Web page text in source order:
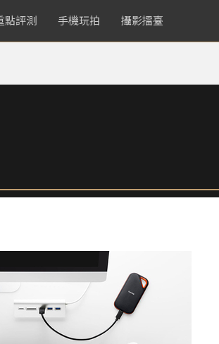
點評測 手機玩拍 攝影擂臺